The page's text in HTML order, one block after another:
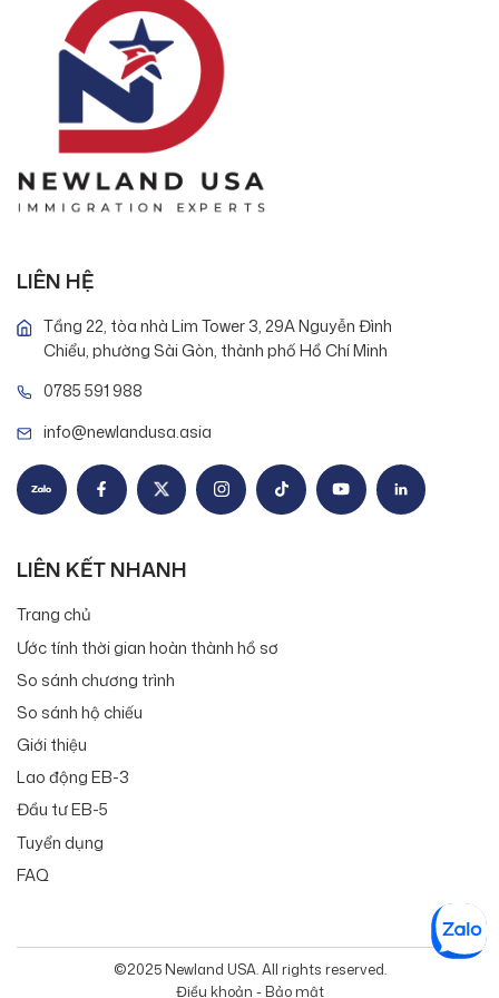
LIÊN HỆ
Tầng 22, tòa nhà Lim Tower 3, 29A Nguyễn Đình
Chiểu, phường Sài Gòn, thành phố Hồ Chí Minh
0785 591 988
info@newlandusa.asia
LIÊN KẾT NHANH
Trang chủ
Ước tính thời gian hoàn thành hồ sơ
So sánh chương trình
So sánh hộ chiếu
Giới thiệu
Lao động EB-3
Đầu tư EB-5
Tuyển dụng
FAQ
©2025 Newland USA. All rights reserved.
Điều khoản - Bảo mật